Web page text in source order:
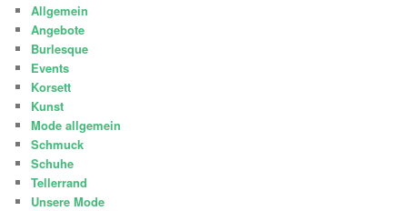
Allgemein
Angebote
Burlesque
Events
Korsett
Kunst
Mode allgemein
Schmuck
Schuhe
Tellerrand
Unsere Mode